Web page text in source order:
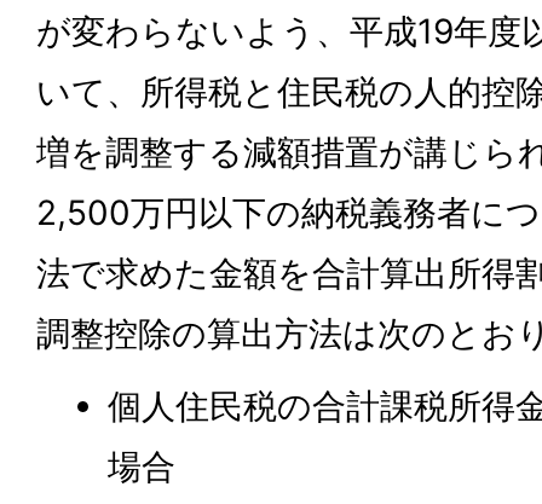
が変わらないよう、平成19年度
いて、所得税と住民税の人的控
増を調整する減額措置が講じら
2,500万円以下の納税義務者に
法で求めた金額を合計算出所得
調整控除の算出方法は次のとお
個人住民税の合計課税所得
場合